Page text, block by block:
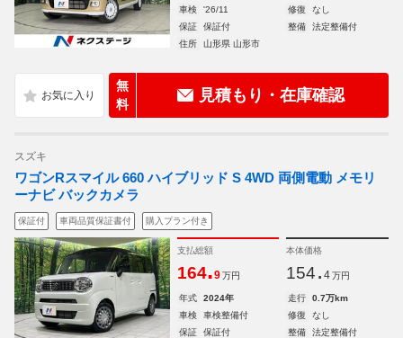
車検
'26/11 修復
なし
保証
保証付 整備
法定整備付
住所
山形県 山形市
無
料
見積もり・在庫確認
スズキ
ワゴンRスマイル 660 ハイブリッド S 4WD 両側電動 メモリ
ーナビ バックカメラ
保証付 車両品質保証書付 購入プラン付き
支払総額
164.9 万円
本体価格
154. 4 万円
年式 2024年 走行
0.7万km
車検
車検整備付 修復
なし
保証
保証付 整備 法定整備付